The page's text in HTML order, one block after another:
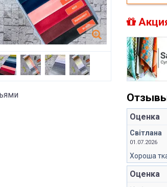
Оценка
Світлана
01.07.2026
Хороша
Оценка